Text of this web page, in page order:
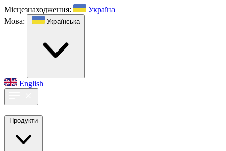
Місцезнаходження:
Україна
Мова:
Українська
English
Продукти